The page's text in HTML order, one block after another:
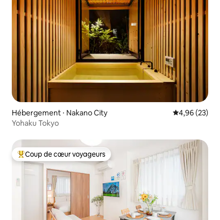
Hébergement ⋅ Nakano City Évaluation
4,96 (23)
Yohaku Tokyo
Coups de cœur voyageurs les plus appréciés
Coup de cœur voyageurs